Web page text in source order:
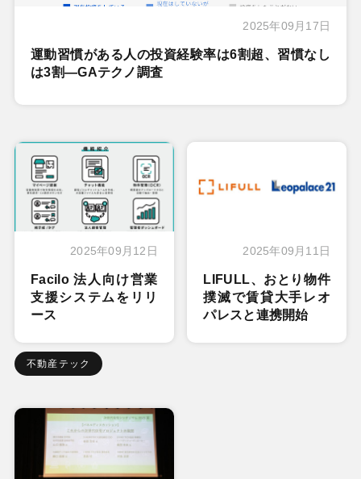
2025年09月17日
運動習慣がある人の投資経験率は6割超、習慣なし
は3割―GAテクノ調査
2025年09月12日
Facilo 法人向け営業
支援システムをリリ
ース
不動産テック
2025年09月11日
LIFULL、おとり物件
撲滅で賃貸大手レオ
パレスと連携開始